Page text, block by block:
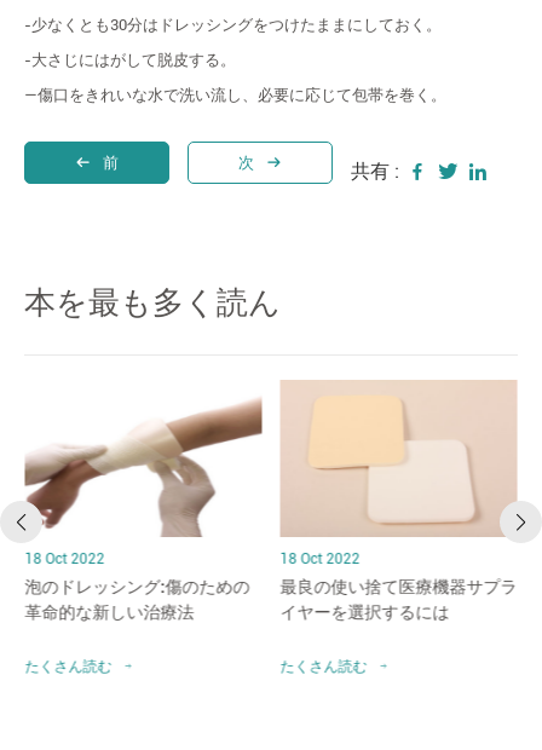
-少なくとも30分はドレッシングをつけたままにしておく。
-大さじにはがして脱皮する。
—傷口をきれいな水で洗い流し、必要に応じて包帯を巻く。
前 次 共有 :
本を最も多く読ん
18 Oct 2022
泡のドレッシング:傷のための
革命的な新しい治療法
たくさん読む
18 Oct 2022
最良の使い捨て医療機器サプラ
イヤーを選択するには
たくさん読む